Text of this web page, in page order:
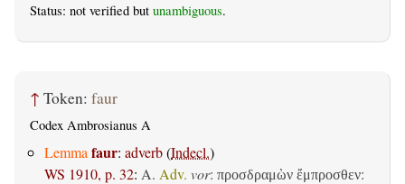
Status: not verified but unambiguous.
↑ Token: faur
Codex Ambrosianus A
Lemma faur: adverb(Indecl.)
WS 1910, p. 32: A. Adv. vor: προσδραμὼν ἔμπροσθεν: